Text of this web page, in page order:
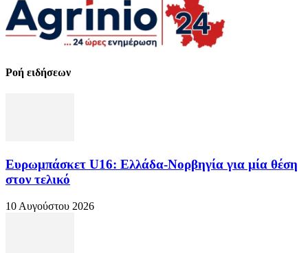
Ροή ειδήσεων
Ευρωμπάσκετ U16: Ελλάδα-Νορβηγία για μία θέση
στον τελικό
10 Αυγούστου 2026